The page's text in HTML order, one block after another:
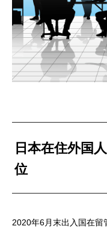
日本在住外国
位
2020年6月末出入国在留